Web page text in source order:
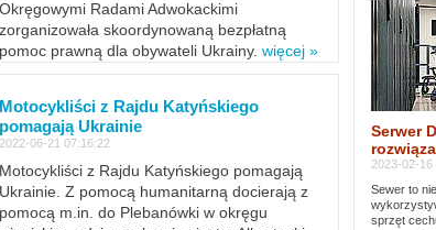
Okręgowymi Radami Adwokackimi
zorganizowała skoordynowaną bezpłatną
pomoc prawną dla obywateli Ukrainy. więcej »
Motocykliści z Rajdu Katyńskiego
pomagają Ukrainie
2022-06-21 07:16:22
Motocykliści z Rajdu Katyńskiego pomagają
Ukrainie. Z pomocą humanitarną docierają z
pomocą m.in. do Plebanówki w okręgu
Serwer
2023-02-16
Sewer to
sprzęt